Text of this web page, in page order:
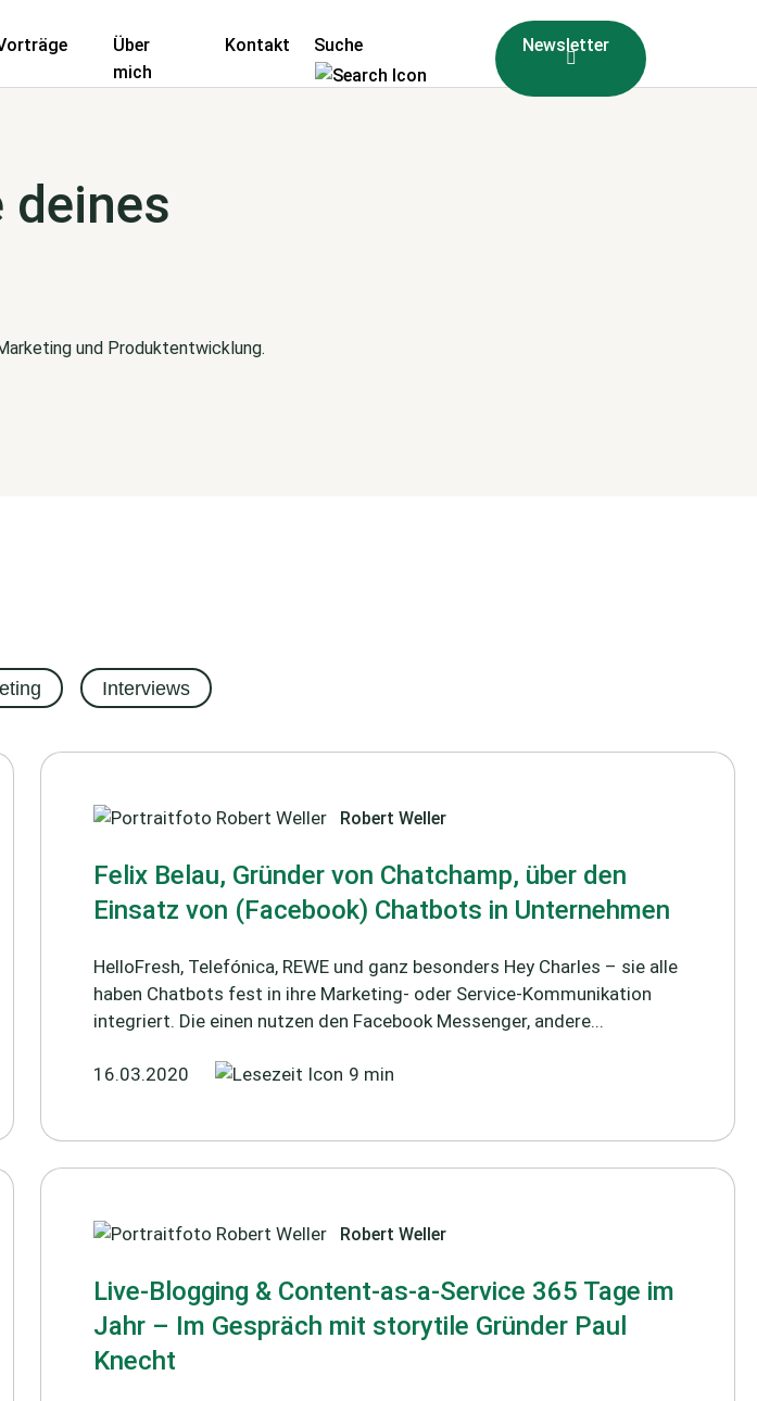
Über
mich
Kontakt Suche Newsletter
deines
und Produktentwicklung.
Interviews
Robert Weller
Felix Belau, Gründer von Chatchamp, über den
Einsatz von (Facebook) Chatbots in Unternehmen
HelloFresh, Telefónica, REWE und ganz besonders Hey Charles – sie alle
haben Chatbots fest in ihre Marketing- oder Service-Kommunikation
integriert. Die einen nutzen den Facebook Messenger, andere...
16.03.2020 9 min
Robert Weller
Live-Blogging & Content-as-a-Service 365 Tage im
Jahr – Im Gespräch mit storytile Gründer Paul
Knecht